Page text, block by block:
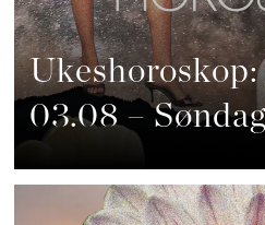
03.08 –